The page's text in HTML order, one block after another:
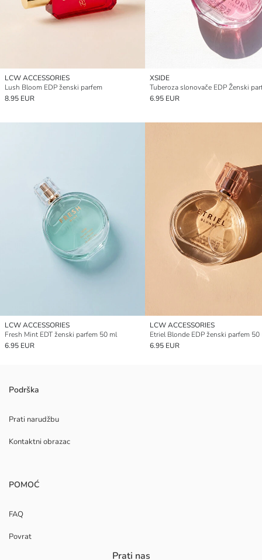
LCW ACCESSORIES
Lush Bloom EDP ženski parfem
8.95 EUR
XSIDE
6.95 EUR
LCW ACCESSORIES
Fresh Mint EDT ženski parfem 50 ml
6.95 EUR
LCW ACCESSORIES
Etriel Blonde EDP ženski parfem 50
6.95 EUR
Podrška
Prati narudžbu
Kontaktni obrazac
POMOĆ
FAQ
Povrat
Prati nas